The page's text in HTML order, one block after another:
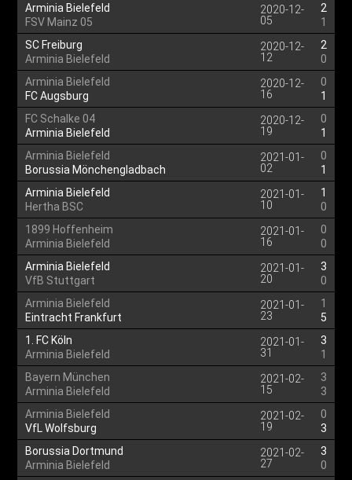
Arminia Bielefeld
FSV Mainz 05
2020-12-
05
2
1
SC Freiburg
Arminia Bielefeld
2020-12-
12
2
0
Arminia Bielefeld
FC Augsburg
2020-12-
16
0
1
FC Schalke 04
Arminia Bielefeld
2020-12-
19
0
1
Arminia Bielefeld
Borussia Mönchengladbach
2021-01-
02
0
1
Arminia Bielefeld
Hertha BSC
2021-01-
10
1
0
1899 Hoffenheim
Arminia Bielefeld
2021-01-
16
0
0
Arminia Bielefeld
VfB Stuttgart
2021-01-
20
3
0
Arminia Bielefeld
Eintracht Frankfurt
2021-01-
23
1
5
1. FC Köln
Arminia Bielefeld
2021-01-
31
3
1
Bayern München
Arminia Bielefeld
2021-02-
15
3
3
Arminia Bielefeld
VfL Wolfsburg
2021-02-
19
0
3
Borussia Dortmund
Arminia Bielefeld
2021-02-
27
3
0